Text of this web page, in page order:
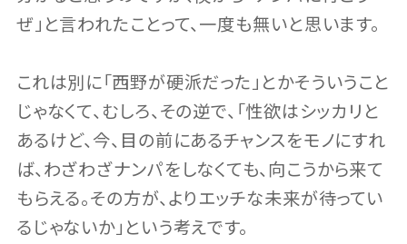
ぜ」と言われたことって、一度も無いと思います。
これは別に「西野が硬派だった」とかそういうこと
じゃなくて、むしろ、その逆で、「性欲はシッカリと
あるけど、今、目の前にあるチャンスをモノにすれ
ば、わざわざナンパをしなくても、向こうから来て
もらえる。その方が、よりエッチな未来が待ってい
るじゃないか」という考えです。